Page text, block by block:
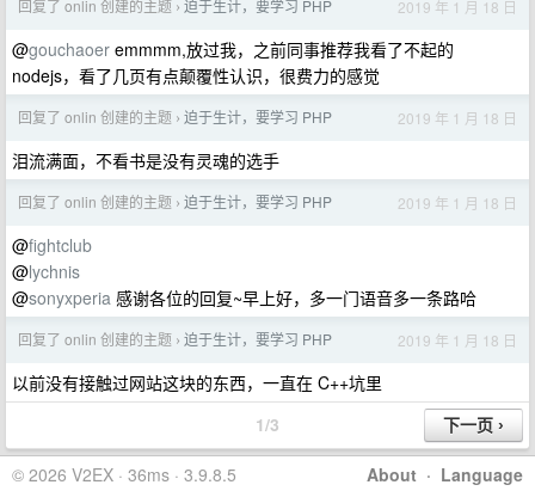
回复了 onlin 创建的主题 › 迫于生计，要学习 PHP 2019 年 1 月 18 日
@gouchaoer emmmm,放过我，之前同事推荐我看了不起的
nodejs，看了几页有点颠覆性认识，很费力的感觉
回复了 onlin 创建的主题 › 迫于生计，要学习 PHP 2019 年 1 月 18 日
泪流满面，不看书是没有灵魂的选手
回复了 onlin 创建的主题 › 迫于生计，要学习 PHP 2019 年 1 月 18 日
@fightclub
@lychnis
@sonyxperia 感谢各位的回复~早上好，多一门语音多一条路哈
回复了 onlin 创建的主题 › 迫于生计，要学习 PHP 2019 年 1 月 18 日
以前没有接触过网站这块的东西，一直在 C++坑里
1/3
About · Language
© 2026 V2EX · 36ms · 3.9.8.5